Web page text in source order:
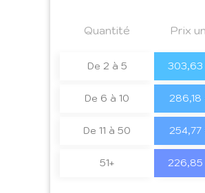
Quantité Prix
De 2 à 5 303,63
De 6 à 10 286,18
De 11 à 50 254,77
51+ 226,85